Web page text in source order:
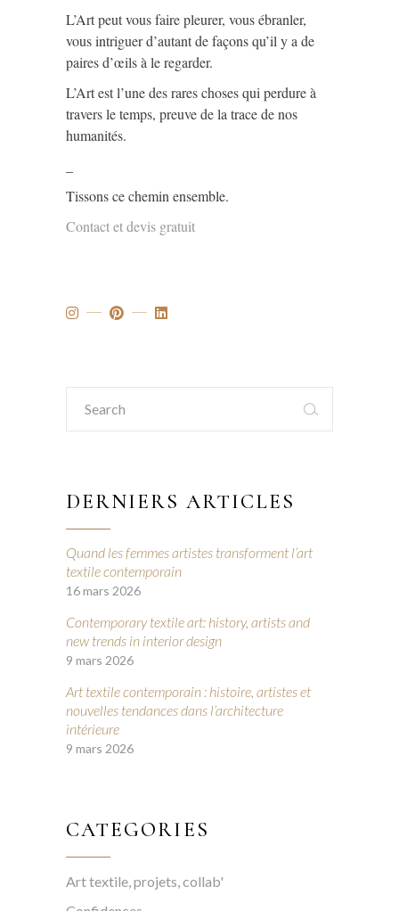
L’Art peut vous faire pleurer, vous ébranler,
vous intriguer d’autant de façons qu’il y a de
paires d’œils à le regarder.
L’Art est l’une des rares choses qui perdure à
travers le temps, preuve de la trace de nos
humanités.
Tissons ce chemin ensemble.
Contact et devis gratuit
Search
for:
DERNIERS ARTICLES
Quand les femmes artistes transforment l’art
textile contemporain
16 mars 2026
Contemporary textile art: history, artists and
new trends in interior design
9 mars 2026
Art textile contemporain : histoire, artistes et
nouvelles tendances dans l’architecture
intérieure
9 mars 2026
CATEGORIES
Art textile, projets, collab'